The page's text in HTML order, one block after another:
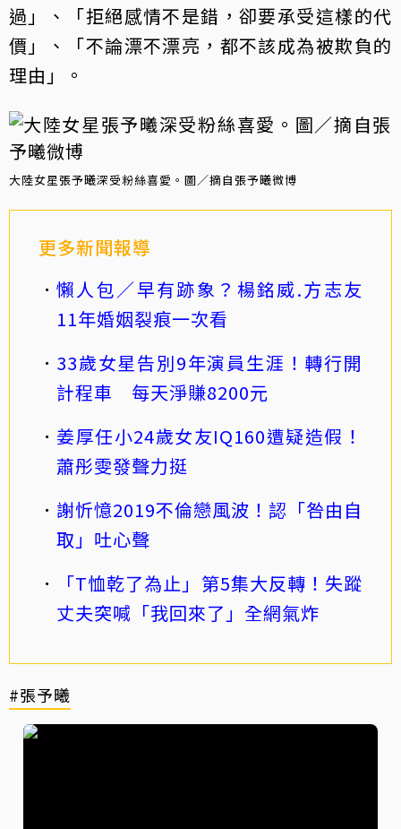
過」、「拒絕感情不是錯，卻要承受這樣的代
價」、「不論漂不漂亮，都不該成為被欺負的
理由」。
大陸女星張予曦深受粉絲喜愛。圖／摘自張予曦微博
更多新聞報導
懶人包／早有跡象？楊銘威.方志友
11年婚姻裂痕一次看
33歲女星告別9年演員生涯！轉行開
計程車 每天淨賺8200元
姜厚任小24歲女友IQ160遭疑造假！
蕭彤雯發聲力挺
謝忻憶2019不倫戀風波！認「咎由自
取」吐心聲
「T恤乾了為止」第5集大反轉！失蹤
丈夫突喊「我回來了」全網氣炸
#張予曦